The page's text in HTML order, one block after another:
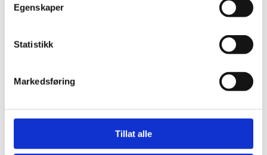
Egenskaper
Statistikk
Markedsføring
Tillat alle
likestilt arbeidsliv
Likestilt arbeidsliv, Agder
Tid: Onsdag 14. august kl.14:00 – 15:30
Arendal gamle rådhus